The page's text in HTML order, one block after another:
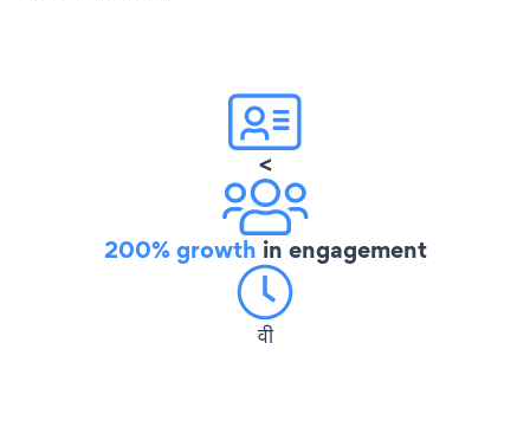
<
200% growth in engagement
वी